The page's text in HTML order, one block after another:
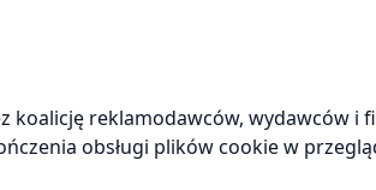
koalicję reklamodawców, wydawców i
obsługi plików cookie w